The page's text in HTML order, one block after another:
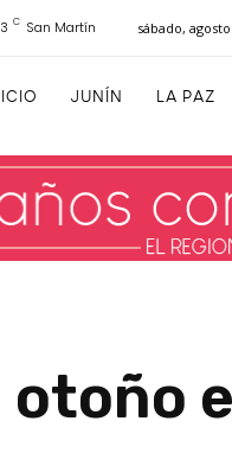
C San Martín sábado,
JUNÍN LA PAZ
otoño